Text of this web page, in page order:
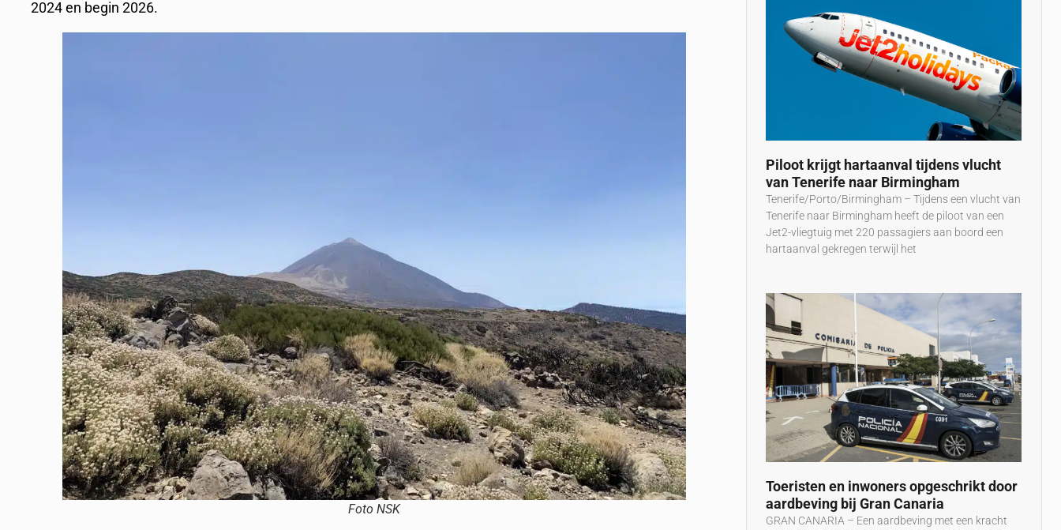
2024 en begin 2026.
Foto NSK
Piloot krijgt hartaanval tijdens vlucht
van Tenerife naar Birmingham
Tenerife/Porto/Birmingham – Tijdens een vlucht van
Tenerife naar Birmingham heeft de piloot van een
Jet2-vliegtuig met 220 passagiers aan boord een
hartaanval gekregen terwijl het
Toeristen en inwoners opgeschrikt door
aardbeving bij Gran Canaria
GRAN CANARIA – Een aardbeving met een kracht